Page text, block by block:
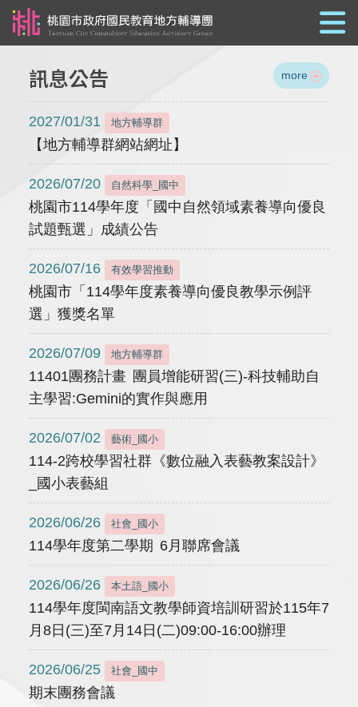
訊息公告 more
2027/01/31 地方輔導群
【地方輔導群網站網址】
2026/07/20 自然科學_國中
桃園市114學年度「國中自然領域素養導向優良
試題甄選」成績公告
2026/07/16 有效學習推動
桃園市「114學年度素養導向優良教學示例評
選」獲獎名單
2026/07/09 地方輔導群
11401團務計畫 團員增能研習(三)-科技輔助自
主學習:Gemini的實作與應用
2026/07/02 藝術_國小
114-2跨校學習社群《數位融入表藝教案設計》
_國小表藝組
2026/06/26 社會_國小
114學年度第二學期 6月聯席會議
2026/06/26 本土語_國小
114學年度閩南語文教學師資培訓研習於115年7
月8日(三)至7月14日(二)09:00-16:00辦理
2026/06/25 社會_國中
期末團務會議